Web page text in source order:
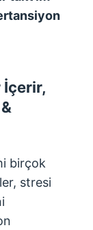
İçerir,
birçok
stresi